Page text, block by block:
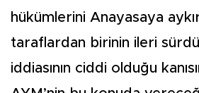
hükümlerini Anayasaya
taraflardan birinin ileri
iddiasının ciddi olduğu